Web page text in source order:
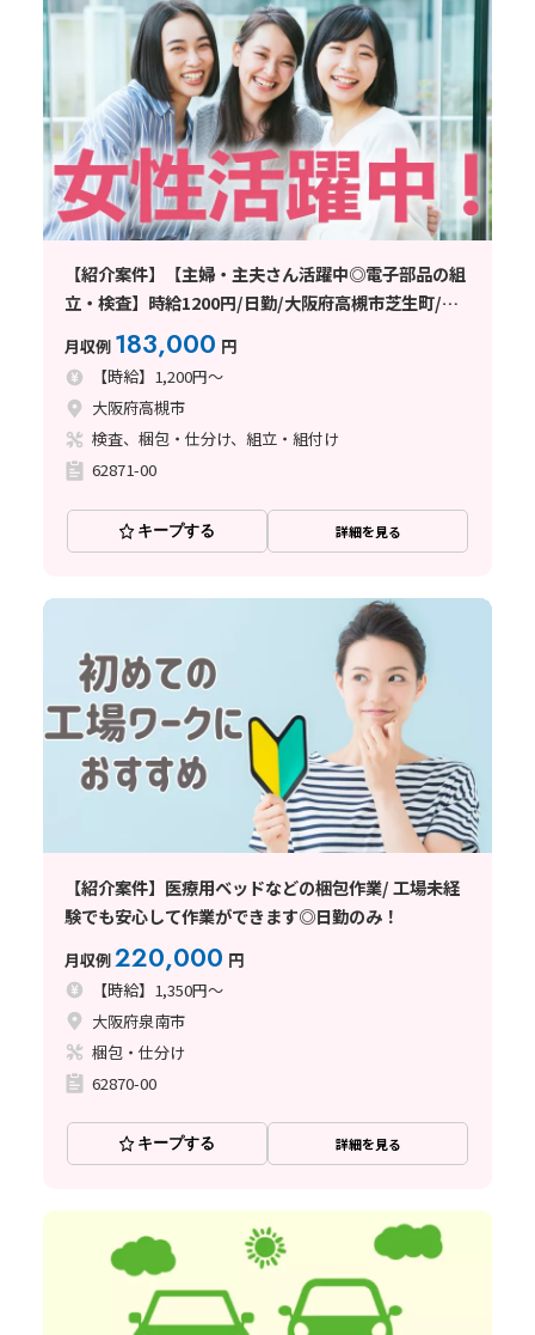
【紹介案件】【主婦・主夫さん活躍中◎電子部品の組
立・検査】時給1200円/日勤/大阪府高槻市芝生町/土
日祝休み/未経験歓迎/20〜50代前半の女性活躍中/軽
作業/髪色・ネイルOK/空調完備/残業
月収例 183,000 円
【時給】1,200円～
大阪府高槻市
検査、梱包・仕分け、組立・組付け
62871-00
キープする 詳細を見る
【紹介案件】医療用ベッドなどの梱包作業/ 工場未経
験でも安心して作業ができます◎日勤のみ！
月収例220,000 円
【時給】1,350円～
大阪府泉南市
梱包・仕分け
62870-00
キープする 詳細を見る